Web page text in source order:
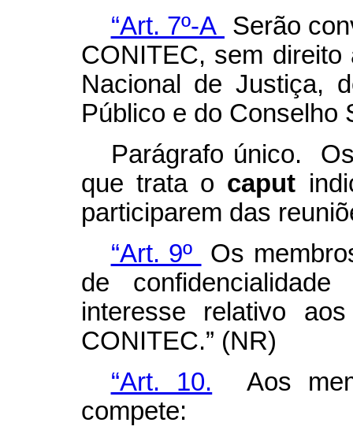
“Art. 7º-A Serão
CONITEC, sem
Nacional de Justiça,
Público e do Conselho
Parágrafo único.
que trata o caput
participarem das
“Art. 9º
Os
de
interesse relativo
CONITEC.” (NR)
“Art. 10. Aos
compete: